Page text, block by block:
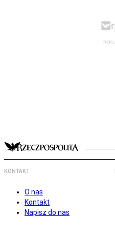
KONTAKT
O nas
Kontakt
Napisz do nas